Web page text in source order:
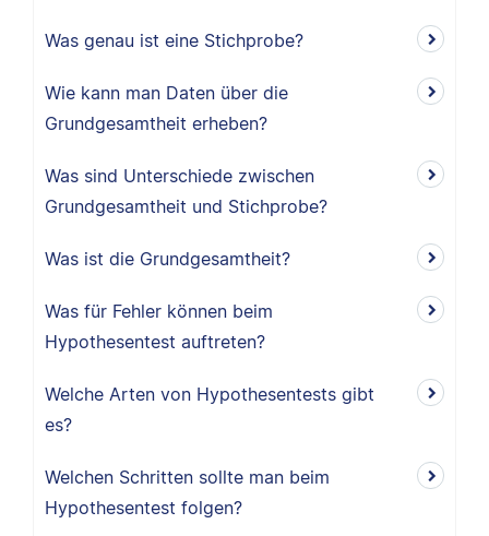
Was genau ist eine Stichprobe?
Wie kann man Daten über die
Grundgesamtheit erheben?
Was sind Unterschiede zwischen
Grundgesamtheit und Stichprobe?
Was ist die Grundgesamtheit?
Was für Fehler können beim
Hypothesentest auftreten?
Welche Arten von Hypothesentests gibt
es?
Welchen Schritten sollte man beim
Hypothesentest folgen?